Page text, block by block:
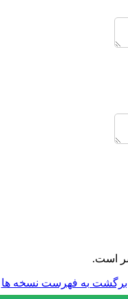
است.
برگشت به فهرست نسخه ها